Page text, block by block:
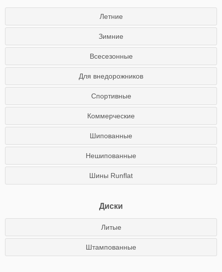
Летние
Зимние
Всесезонные
Для внедорожников
Спортивные
Коммерческие
Шипованные
Нешипованные
Шины Runflat
Диски
Литые
Штампованные